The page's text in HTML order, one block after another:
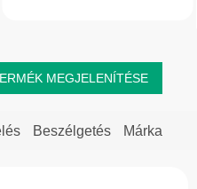
MEGJELENÍTÉSE
Beszélgetés Márka